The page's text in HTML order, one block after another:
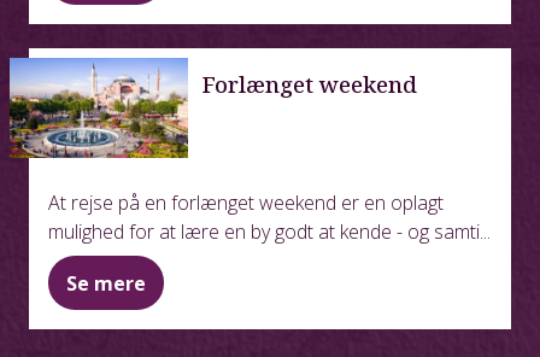
Forlænget weekend
At rejse på en forlænget weekend er en oplagt
mulighed for at lære en by godt at kende - og samti...
Se mere